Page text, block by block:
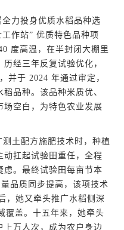
力投身优质水稻品种选
作站” 优质特色品种项
度高温，在半封闭大棚里
经三年反复试验优化，
并于 2024 年通过审定，
品种。该品种米质优、
场空白，为特色农业发展
土配方施肥技术时，种植
动扛起试验田重任，全程
虑。最终试验田每亩节本
品质同步提高，该项技术
，她又牵头推广水稻侧深
覆盖。十五年来，她牵头
万人次，成为农户身边